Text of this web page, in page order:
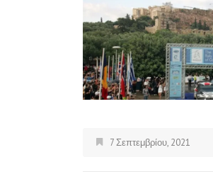
7 Σεπτεμβρίου, 2021